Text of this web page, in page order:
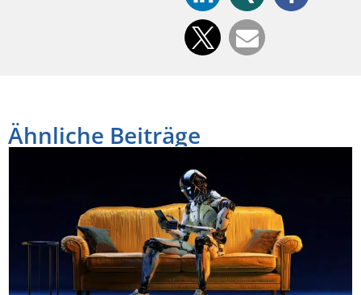
Ähnliche Beiträge